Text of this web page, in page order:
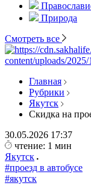
Природа
Смотреть все
Главная
Рубрики
Якутск
Скидка на
30.05.2026 17:37
чтение: 1 мин
Якутск
#проезд в автобусе
#якутск